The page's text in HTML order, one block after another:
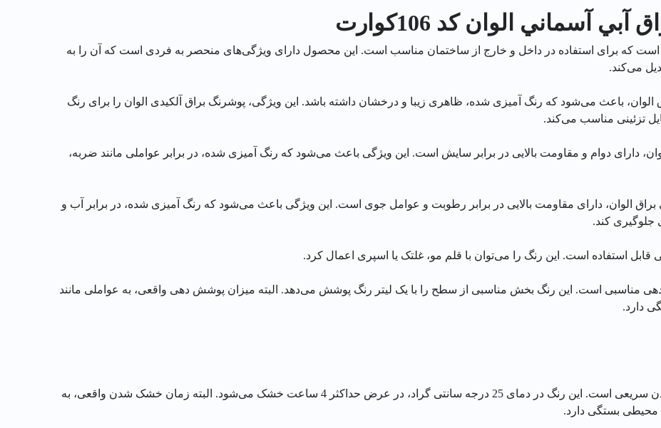
آسماني الوان کد 106كوارت
است که برای استفاده در داخل و خارج از ساختمان مناسب است. این محصول دارای ویژگی‌های منحصر به فردی است که آن را به
می‌کند.
باعث می‌شود که رنگ آمیزی شده، ظاهری زیبا و درخشان داشته باشد. این ویژگی، پوشرنگ براق آلکیدی الوان را برای رنگ
تزئینی مناسب می‌کند.
دارای دوام و مقاومت بالایی در برابر سایش است. این ویژگی باعث می‌شود که رنگ آمیزی شده، در برابر عواملی مانند ضربه،
الوان، دارای مقاومت بالایی در برابر رطوبت و عوامل جوی است. این ویژگی باعث می‌شود که رنگ آمیزی شده، در برابر آب و
جلوگیری کند.
قابل استفاده است. این رنگ را می‌توان با قلم مو، غلتک یا اسپری اعمال کرد.
مناسبی است. این رنگ بخش مناسبی از سطح را با یک لیتر رنگ پوشش می‌دهد. البته میزان پوشش دهی واقعی، به عواملی مانند
دارد.
رنگ روغنی براق آلکیدی الوان، دارای زمان خشک شدن سریعی است. این رنگ در دمای 25 درجه سانتی گراد، در عرض حداکثر 4 ساعت خشک می‌شود. البته زمان خشک شدن واقعی، به
بستگی دارد.